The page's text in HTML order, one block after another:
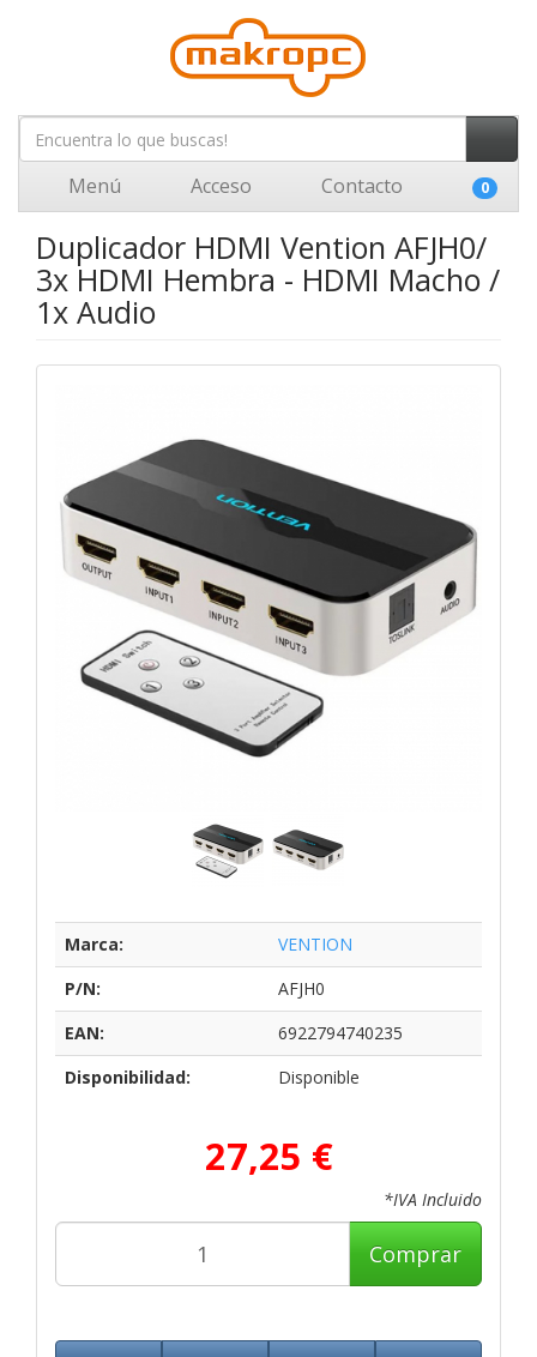
Menú Acceso Contacto 0
Duplicador HDMI Vention AFJH0/
3x HDMI Hembra - HDMI Macho /
1x Audio
Marca:
VENTION
P/N:
AFJH0
EAN:
6922794740235
Disponibilidad:
Disponible
27,25 €
*IVA Incluido
Comprar